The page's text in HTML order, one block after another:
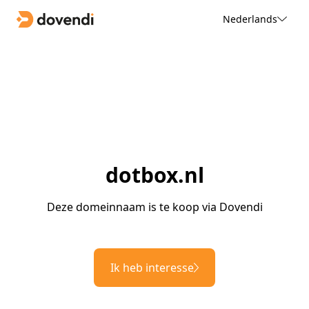
Nederlands
dotbox.nl
Deze domeinnaam is te koop via Dovendi
Ik heb interesse